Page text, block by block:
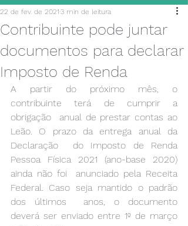
Contribuinte pode juntar
documentos para declarar
Imposto de Renda
22 de fev. de 2021 3 min de leitura
A partir do próximo mês, o
contribuinte terá de cumprir a
obrigação  anual de prestar contas ao
Leão. O prazo da entrega anual da
Declaração  do Imposto de Renda
Pessoa Física 2021 (ano-base 2020)
ainda não foi  anunciado pela Receita
Federal. Caso seja mantido o padrão
dos últimos  anos, o documento
deverá ser enviado entre 1º de março